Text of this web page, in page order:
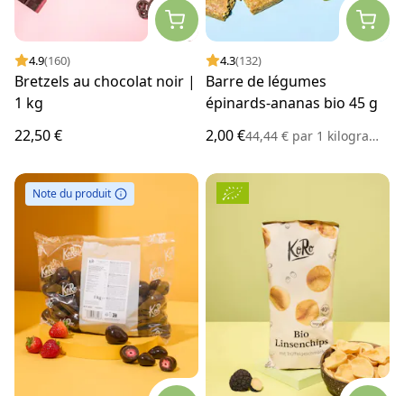
4.9(160)
Bretzels au chocolat noir |
1 kg
22,50 €
4.3(132)
Barre de légumes
épinards-ananas bio 45 g
2,00 €44,44 € par 1 kilogramme
Note du produit